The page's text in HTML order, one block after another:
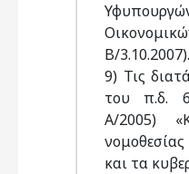
Β/3.10.2007).
9) Τις
του π.δ.
Α/2005)
και τα